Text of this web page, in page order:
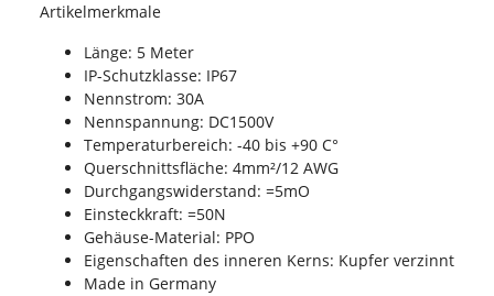
Artikelmerkmale
Länge: 5 Meter
IP-Schutzklasse: IP67
Nennstrom: 30A
Nennspannung: DC1500V
Temperaturbereich: -40 bis +90 C°
Querschnittsfläche: 4mm²/12 AWG
Durchgangswiderstand: =5mO
Einsteckkraft: =50N
Gehäuse-Material: PPO
Eigenschaften des inneren Kerns: Kupfer verzinnt
Made in Germany